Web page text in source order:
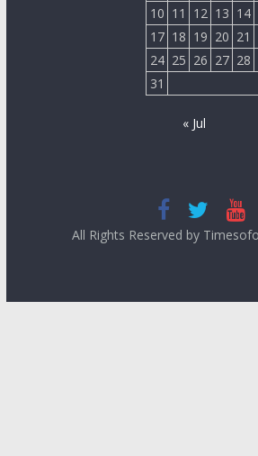
10 11 12 13 14
17 18 19 20 21
24 25 26 27 28
31
« Jul
All Rights Reserved by